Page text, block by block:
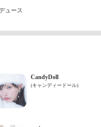
ュース